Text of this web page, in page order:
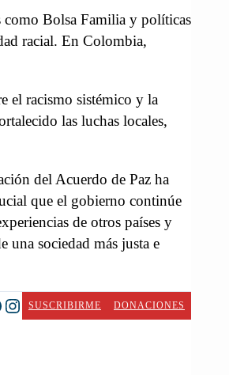
como Bolsa Familia y políticas
racial. En Colombia,
el racismo sistémico y la
las luchas locales,
del Acuerdo de Paz ha
que el gobierno continúe
de otros países y
una sociedad más justa e
Instagram
SUSCRIBIRME DONACIONES